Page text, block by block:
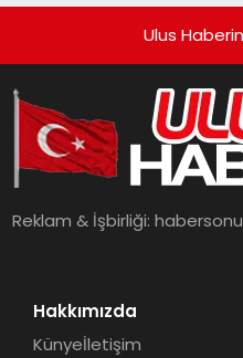
Ulus
Reklam & İşbirliği:
Hakkımızda
Künyeİletişim